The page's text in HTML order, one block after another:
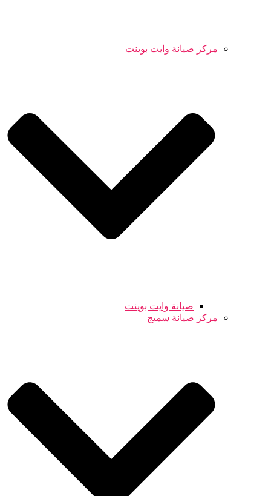
مركز صيانة وايت بوينت
صيانة وايت بوينت
مركز صيانة سميج